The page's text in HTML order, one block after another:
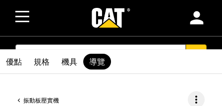
person
SEARCH
振動板壓實機 more_vert
優點 規格 機具 導覽